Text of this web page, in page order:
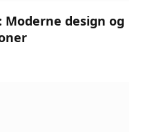
Moderne design og